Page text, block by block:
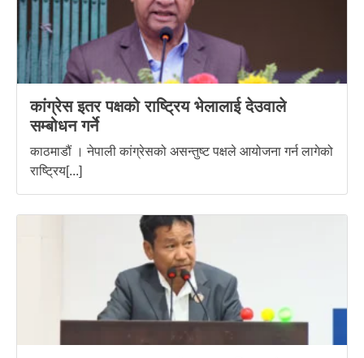
कांग्रेस इतर पक्षको राष्ट्रिय भेलालाई देउवाले
सम्बोधन गर्ने
काठमाडौं । नेपाली कांग्रेसको असन्तुष्ट पक्षले आयोजना गर्न लागेको
राष्ट्रिय[...]